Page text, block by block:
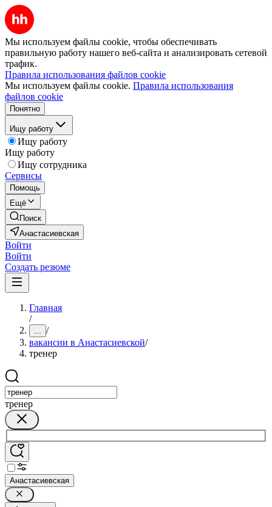
Мы используем файлы cookie, чтобы обеспечивать
правильную работу нашего веб-сайта и анализировать сетевой
трафик.
Правила использования файлов cookie
Мы используем файлы cookie. Правила использования
файлов cookie
Понятно
Ищу работу
Ищу работу
Ищу работу
Ищу сотрудника
Сервисы
Помощь
Ещё
Поиск
Анастасиевская
Войти
Войти
Создать резюме
Главная
/
... /
вакансии в Анастасиевской/
тренер
тренер
Анастасиевская